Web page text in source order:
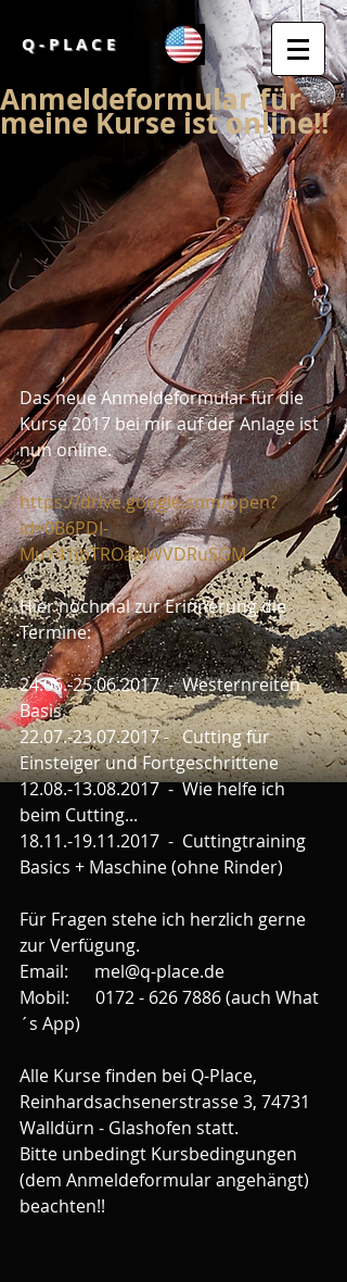
Q - P L A C E
Anmeldeformular für
meine Kurse ist online!!
Das neue Anmeldeformular für die
Kurse 2017 bei mir auf der Anlage ist
nun online.
https://drive.google.com/open?
id=0B6PDI-
Mu741jbTROaklWVDRuSGM
Hier nochmal zur Erinnerung die
Termine:
24.06.-25.06.2017  -  Westernreiten
Basis
22.07.-23.07.2017 -   Cutting für
Einsteiger und Fortgeschrittene
12.08.-13.08.2017  -  Wie helfe ich
beim Cutting...
18.11.-19.11.2017  -  Cuttingtraining
Basics + Maschine (ohne Rinder)
Für Fragen stehe ich herzlich gerne
zur Verfügung.
Email:      mel@q-place.de
Mobil:      0172 - 626 7886 (auch What
´s App)
Alle Kurse finden bei Q-Place,
Reinhardsachsenerstrasse 3, 74731
Walldürn - Glashofen statt.
Bitte unbedingt Kursbedingungen
(dem Anmeldeformular angehängt)
beachten!!